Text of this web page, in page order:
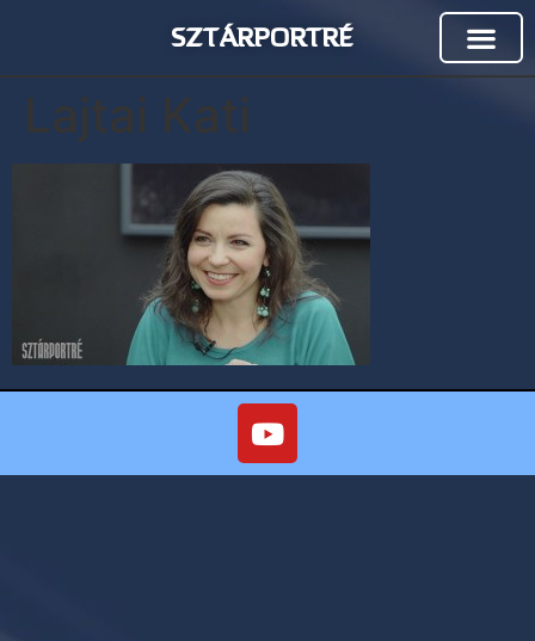
SZTÁRPORTRÉ
Lajtai Kati